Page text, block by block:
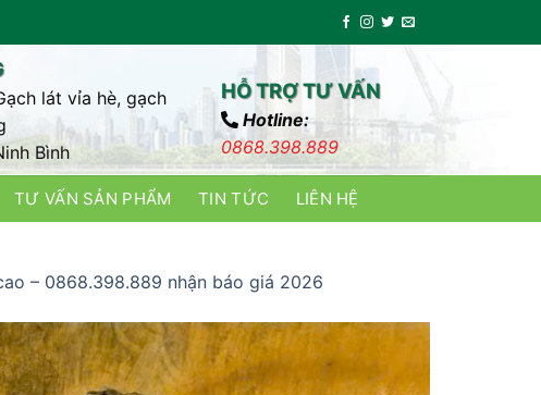
lát vỉa hè, gạch
Bình
HỖ TRỢ TƯ VẤN
Hotline:
0868.398.889
TƯ VẤN SẢN PHẨM TIN TỨC LIÊN HỆ
– 0868.398.889 nhận báo giá 2026